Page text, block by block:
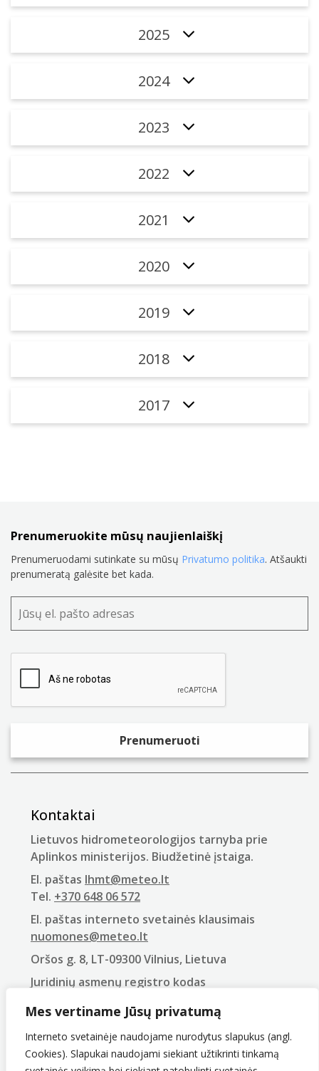
Mes vertiname Jūsų privatumą
Interneto svetainėje naudojame nurodytus slapukus (angl.
Cookies). Slapukai naudojami siekiant užtikrinti tinkamą
2025
2024
2023
2022
2021
2020
2019
2018
2017
Prenumeruokite mūsų naujienlaiškį
Prenumeruodami sutinkate su mūsų Privatumo politika. Atšaukti
prenumeratą galėsite bet kada.
Kontaktai
Lietuvos hidrometeorologijos tarnyba prie
Aplinkos ministerijos. Biudžetinė įstaiga.
El. paštas lhmt@meteo.lt
Tel. +370 648 06 572
El. paštas interneto svetainės klausimais
nuomones@meteo.lt
Oršos g. 8, LT-09300 Vilnius, Lietuva
Juridinių asmenų registro kodas
PVM mokėtojo kodas
LT907432416